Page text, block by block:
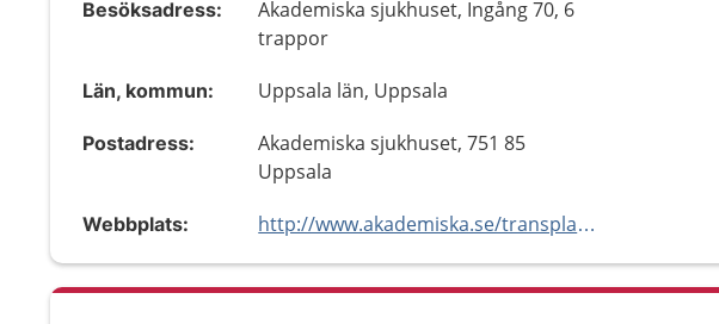
Besöksadress:
Akademiska sjukhuset, Ingång 70, 6
trappor
Län, kommun: Uppsala län, Uppsala
Postadress:
Akademiska sjukhuset, 751 85
Uppsala
Webbplats: http://www.akademiska.se/transplantationsmottagningen